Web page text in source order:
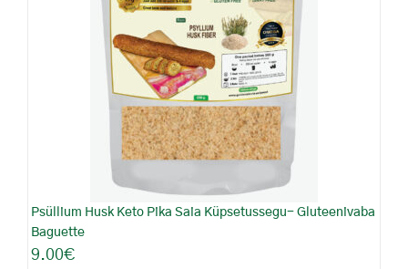
Psüllium Husk Keto Pika Saia Küpsetussegu- Gluteenivaba
Baguette
9.00€